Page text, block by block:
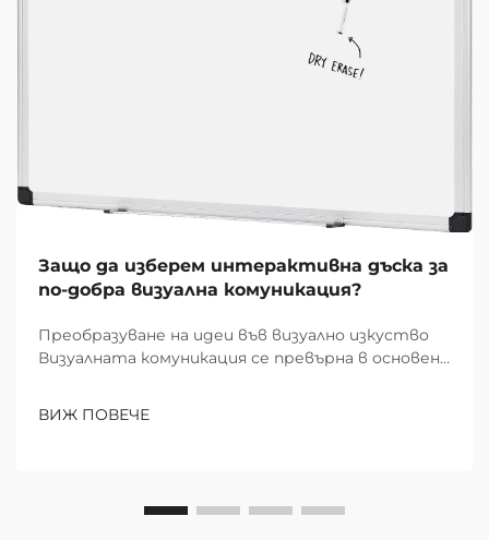
Защо да изберем интерактивна дъска за
по-добра визуална комуникация?
Преобразуване на идеи във визуално изкуство
Визуалната комуникация се превърна в основен
образователни среди. В центъра на тази
ВИЖ ПОВЕЧЕ